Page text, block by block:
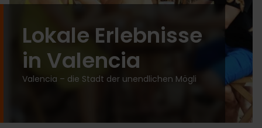
Lokale Erlebnisse
in Valencia
Valencia – die Stadt der unendlichen Mögli